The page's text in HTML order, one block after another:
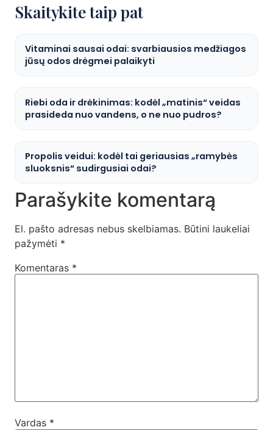
Skaitykite taip pat
Vitaminai sausai odai: svarbiausios medžiagos
jūsų odos drėgmei palaikyti
Riebi oda ir drėkinimas: kodėl „matinis“ veidas
prasideda nuo vandens, o ne nuo pudros?
Propolis veidui: kodėl tai geriausias „ramybės
sluoksnis“ sudirgusiai odai?
Parašykite komentarą
El. pašto adresas nebus skelbiamas. Būtini laukeliai
pažymėti *
Komentaras *
Vardas *